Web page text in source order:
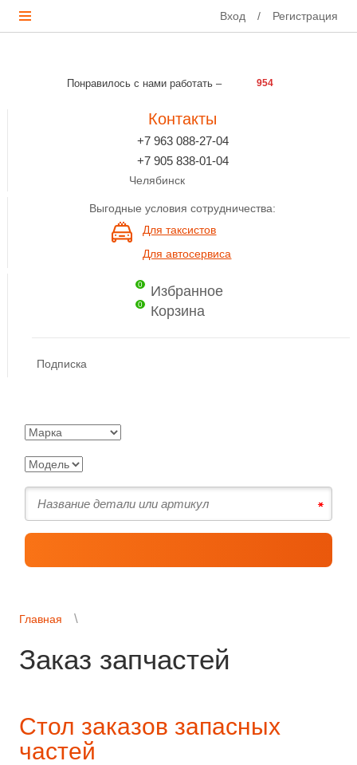
Вход / Регистрация
Понравилось с нами работать – 954
Контакты
+7 963 088-27-04
+7 905 838-01-04
Челябинск
Выгодные условия сотрудничества:
Для таксистов
Для автосервиса
0 Избранное
0 Корзина
Подписка
Главная
Заказ запчастей
Стол заказов запасных
частей